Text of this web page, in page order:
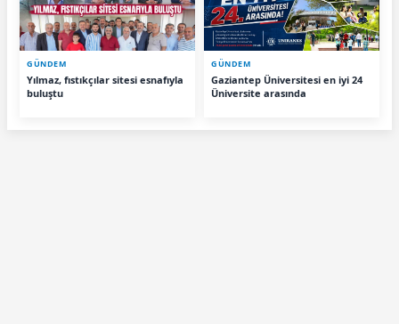
GÜNDEM
Yılmaz, fıstıkçılar sitesi esnafıyla
buluştu
GÜNDEM
Gaziantep Üniversitesi en iyi 24
Üniversite arasında